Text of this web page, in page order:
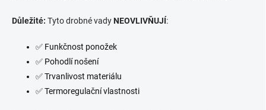
Důležité: Tyto drobné vadyNEOVLIVŇUJÍ:
✅ Funkčnost ponožek
✅ Pohodlí nošení
✅ Trvanlivost materiálu
✅ Termoregulační vlastnosti